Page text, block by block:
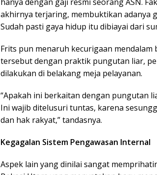
akhirnya terjaring, membuktikan adanya
Sudah pasti gaya hidup itu dibiayai dari
Frits pun menaruh kecurigaan
tersebut dengan praktik pungutan liar,
dilakukan di belakang meja pelayanan.
“Apakah ini berkaitan dengan pungutan
Ini wajib ditelusuri tuntas, karena
dan hak rakyat,” tandasnya.
Kegagalan Sistem Pengawasan Internal
Aspek lain yang dinilai sangat